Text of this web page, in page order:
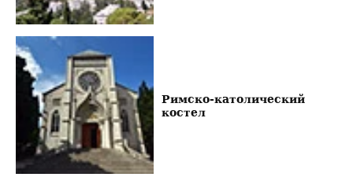
Римско-католический
костел